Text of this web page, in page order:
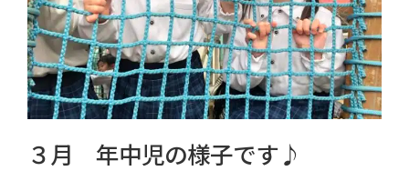
３月 年中児の様子です♪